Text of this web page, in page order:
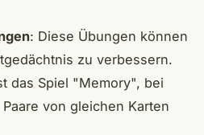
: Diese Übungen können
zu verbessern.
das Spiel "Memory", bei
von gleichen Karten